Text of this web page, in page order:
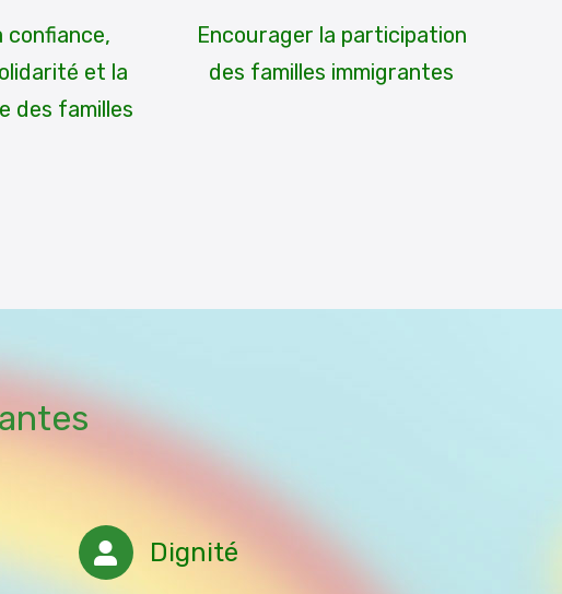
confiance,
et la
des familles
Encourager la participation
des familles immigrantes
Dignité